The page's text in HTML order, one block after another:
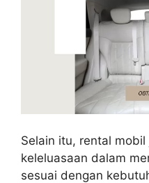
Selain itu, rental
keleluasaan dalam
sesuai dengan